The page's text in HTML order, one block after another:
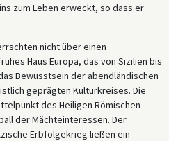
zum Leben erweckt, so dass er
nicht über einen
Haus Europa, das von Sizilien bis
Bewusstsein der abendländischen
geprägten Kulturkreises. Die
des Heiligen Römischen
der Mächteinteressen. Der
Erbfolgekrieg ließen ein